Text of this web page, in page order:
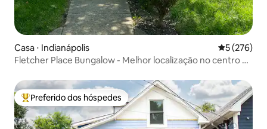
Casa ⋅ Indianápolis 5 de uma
5 (276)
Fletcher Place Bungalow - Melhor localização no centro da
Entre os melhores preferidos dos hóspedes
Preferido dos hóspedes